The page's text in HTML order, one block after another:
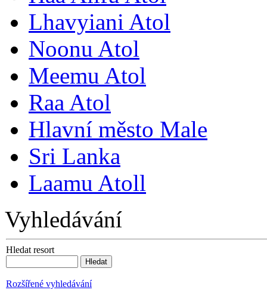
Lhavyiani Atol
Noonu Atol
Meemu Atol
Raa Atol
Hlavní město Male
Sri Lanka
Laamu Atoll
Vyhledávání
Hledat resort
Rozšířené vyhledávání